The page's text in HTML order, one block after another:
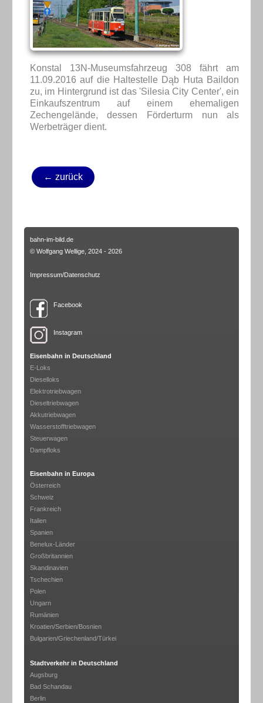
Konstal 13N-Museumsfahrzeug 308 fährt am
11.09.2016 auf die Haltestelle Dąb Huta Baildon
zu, im Hintergrund ist das 'Silesia City Center', ein
Einkaufszentrum auf einem ehemaligen
Zechengelände, dessen Förderturm nun als
Werbeträger dient.
← zurück
bahn-im-bild.de
© Wolfgang Wellige, 2024 - 2026
Impressum/Datenschutz
Facebook
Instagram
Eisenbahn in Deutschland
E-Loks
Dieselloks
Elektrotriebwagen
Dieseltriebwagen
Akkutriebwagen
Wasserstofftriebwagen
Steuerwagen
Dampfloks
Eisenbahn in Europa
Österreich
Schweiz
Frankreich
Italien
Spanien
Benelux-Länder
Großbritannien
Skandinavien
Tschechien
Polen
Ungarn
Rumänien
Kroatien/Serbien/Bosnien
Bulgarien/Griechenland/Türkei
Stadtverkehr in Deutschland
Augsburg
Bad Schandau
Berlin